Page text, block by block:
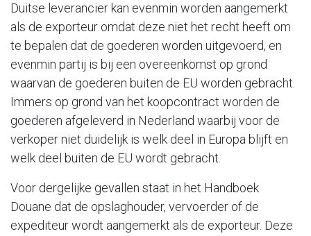
Duitse leverancier kan evenmin worden aangemerkt
als de exporteur omdat deze niet het recht heeft om
te bepalen dat de goederen worden uitgevoerd, en
evenmin partij is bij een overeenkomst op grond
waarvan de goederen buiten de EU worden gebracht.
Immers op grond van het koopcontract worden de
goederen afgeleverd in Nederland waarbij voor de
verkoper niet duidelijk is welk deel in Europa blijft en
welk deel buiten de EU wordt gebracht.
Voor dergelijke gevallen staat in het Handboek
Douane dat de opslaghouder, vervoerder of de
expediteur wordt aangemerkt als de exporteur. Deze